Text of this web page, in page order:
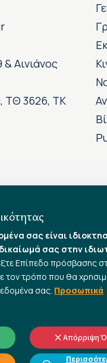
Αινιάνος
ΤΘ 3626, ΤΚ
σας είναι
σας στην
Επίπεδο πρόσβασης
τον τρόπο που θα
σας. Προσωπικά
Απόρριψη